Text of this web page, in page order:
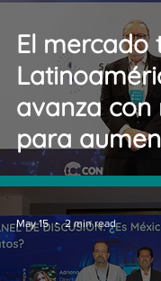
El mercado
avanza con
para
ingresos,
mayor
y más foco
May 15 2 min read